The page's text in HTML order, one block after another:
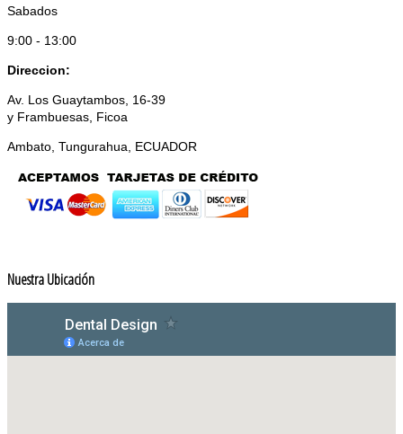
Sabados
9:00 - 13:00
Direccion:
Av. Los Guaytambos, 16-39
y Frambuesas, Ficoa
Ambato, Tungurahua, ECUADOR
Nuestra Ubicación